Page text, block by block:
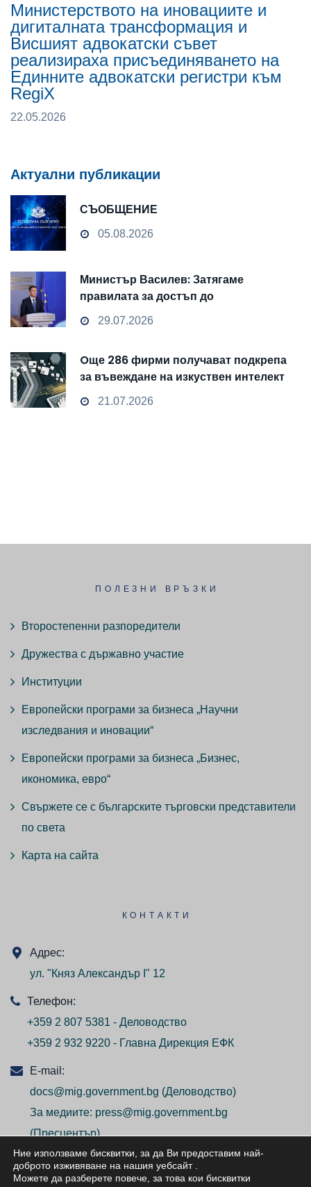
Министерството на иновациите и
дигиталната трансформация и
Висшият адвокатски съвет
реализираха присъединяването на
Единните адвокатски регистри към
RegiX
22.05.2026
Актуални публикации
СЪОБЩЕНИЕ
05.08.2026
Министър Василев: Затягаме
правилата за достъп до
чувствителни данни
29.07.2026
Oще 286 фирми получават подкрепа
за въвеждане на изкуствен интелект
и облачни технологии
21.07.2026
ПОЛЕЗНИ ВРЪЗКИ
Второстепенни разпоредители
Дружества с държавно участие
Институции
Европейски програми за бизнеса „Научни
изследвания и иновации“
Европейски програми за бизнеса „Бизнес,
икономика, евро“
Свържете се с българските търговски представители
по света
Карта на сайта
КОНТАКТИ
Адрес:
ул. "Княз Александър I" 12
Телефон:
+359 2 807 5381 - Деловодство
+359 2 932 9220 - Главна Дирекция ЕФК
E-mail:
docs@mig.government.bg (Деловодство)
За медиите: press@mig.government.bg
(Пресцентър)
Ние използваме бисквитки, за да Ви предоставим най-
доброто изживяване на нашия уебсайт.
Можете да разберете повече, за това кои бисквитки